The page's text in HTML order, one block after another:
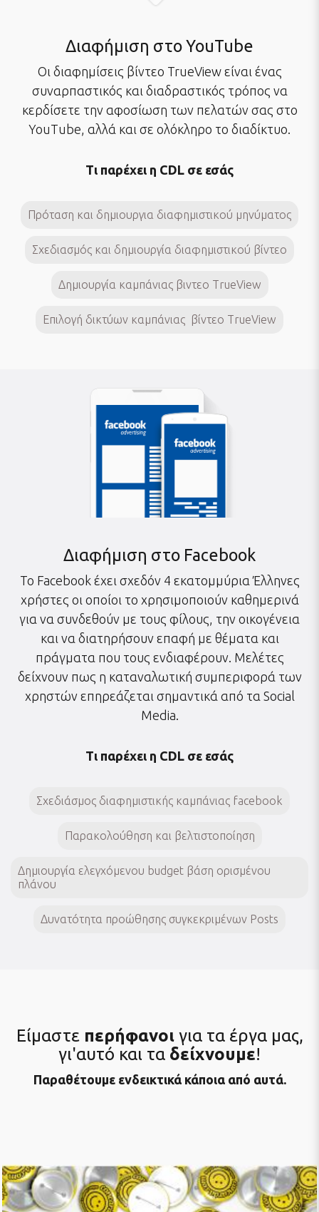
Διαφήμιση στο YouTube
Οι διαφημίσεις βίντεο TrueView είναι ένας
συναρπαστικός και διαδραστικός τρόπος να
κερδίσετε την αφοσίωση των πελατών σας στο
YouTube, αλλά και σε ολόκληρο το διαδίκτυο.
Τι παρέχει η CDL σε εσάς
Πρόταση και δημιουργια διαφημιστικού μηνύματος
Σχεδιασμός και δημιουργία διαφημιστικού βίντεο
Δημιουργία καμπάνιας βιντεο TrueView
Επιλογή δικτύων καμπάνιας βίντεο TrueView
Διαφήμιση στο Facebook
To Facebook έχει σχεδόν 4 εκατομμύρια Έλληνες
χρήστες οι οποίοι το χρησιμοποιούν καθημερινά
για να συνδεθούν με τους φίλους, την οικογένεια
και να διατηρήσουν επαφή με θέματα και
πράγματα που τους ενδιαφέρουν. Μελέτες
δείχνουν πως η καταναλωτική συμπεριφορά των
χρηστών επηρεάζεται σημαντικά από τα Social
Media.
Τι παρέχει η CDL σε εσάς
Σχεδιάσμος διαφημιστικής καμπάνιας facebook
Παρακολούθηση και βελτιστοποίηση
Δημιουργία ελεγχόμενου budget βάση ορισμένου
πλάνου
Δυνατότητα προώθησης συγκεκριμένων Posts
Είμαστε περήφανοιγια τα έργα μας,
γι'αυτό και τα δείχνουμε!
Παραθέτουμε ενδεικτικά κάποια από αυτά.